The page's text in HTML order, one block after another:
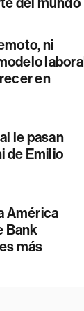
ni
laboral
en
le pasan
de Emilio
América
Bank
más